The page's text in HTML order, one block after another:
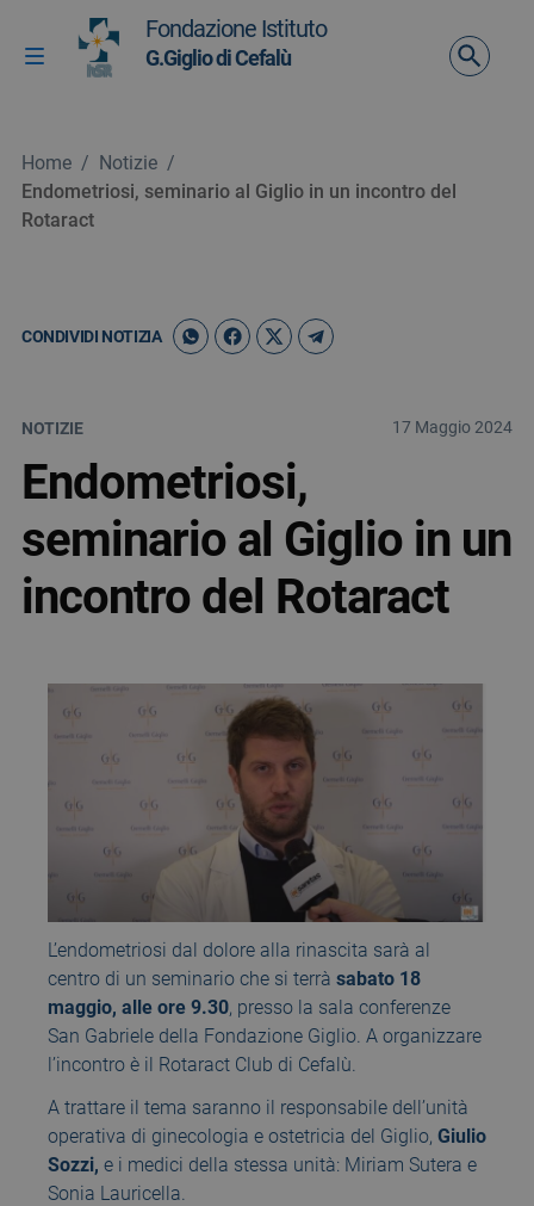
Vai ai contenuti
Vai al menu di navigazione
Vai al footer
Attiva / disattiva la navigazione
Fondazione Istituto
G.Giglio di Cefalù
Home / Notizie /
Endometriosi, seminario al Giglio in un incontro del
Rotaract
CONDIVIDI NOTIZIA
NOTIZIE 17 Maggio 2024
Endometriosi,
seminario al Giglio in un
incontro del Rotaract
L’endometriosi dal dolore alla rinascita sarà al
centro di un seminario che si terrà sabato 18
maggio, alle ore 9.30, presso la sala conferenze
San Gabriele della Fondazione Giglio. A organizzare
l’incontro è il Rotaract Club di Cefalù.
A trattare il tema saranno il responsabile dell’unità
operativa di ginecologia e ostetricia del Giglio, Giulio
Sozzi, e i medici della stessa unità: Miriam Sutera e
Sonia Lauricella.